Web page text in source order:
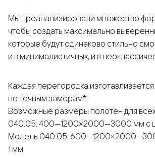
Мы проанализировали множество
чтобы создать максимально
которые будут одинаково стильно
и в минималистичных, и в
Каждая перегородка
по точным замерам*.
Возможные размеры полотен для
040.05: 400—1200×2000—3000 мм с
Модель 040.05:
1 мм